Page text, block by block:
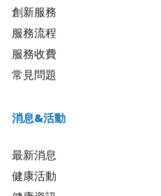
創新服務
服務流程
服務收費
常見問題
消息&活動
最新消息
健康活動